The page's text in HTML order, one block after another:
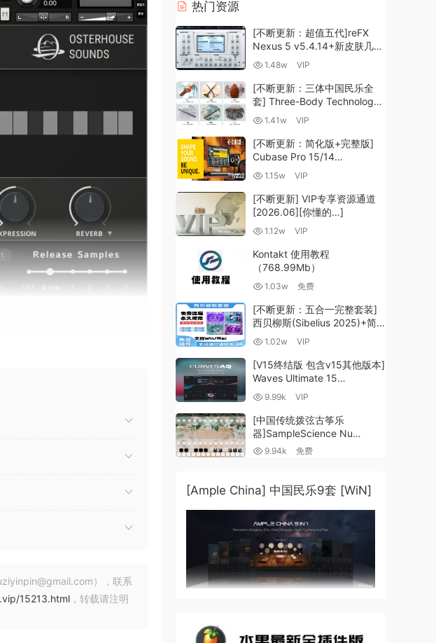
用一次弓弦演奏它们时。
在渐强的开始，第二个音
格，当映射到钢琴键盘时
库中，还是在与伴奏音乐
），联系
15213.html ，转载请注明
热门资源
[不断更新：超值五代]reFX
Nexus 5 v5.4.14+新皮肤几十
套+原厂+全套扩展+教程
1.48w VIP
[不断更新：三体中国民乐全
套] Three-Body Technology-
R2R [WiN, MacOSX]
1.41w VIP
[不断更新：简化版+完整版]
Cubase Pro 15/14
VR/R2R/U2B+原厂音源+插件
MacOSX]（704.0MB+）
1.15w VIP
[不断更新] VIP专享资源通道
[2026.06][你懂的…]
1.12w VIP
Kontakt 使用教程
（768.99Mb）
1.03w 免费
[不断更新：五合一完整套装]
西贝柳斯(Sibelius 2025)+简
谱插件V8+图片识别+音频识别
MacOSX]（80.48GB+）
1.02w VIP
[V15终结版 包含v15其他版本]
Waves Ultimate 15
v25.05.27+一键安装版+安装
MacOSX]
（4.1GB+10.2GB+9.6GB）
9.99k VIP
[中国传统拨弦古筝乐
器]SampleScience Nu
Guzheng v2.0 x64 VST
9.94k 免费
[Ample China] 中国民乐9套 [WiN]